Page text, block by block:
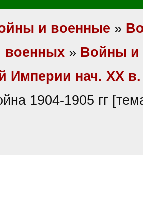
и военные »
военных » Войны и
Империи нач. XX
1904-1905 гг